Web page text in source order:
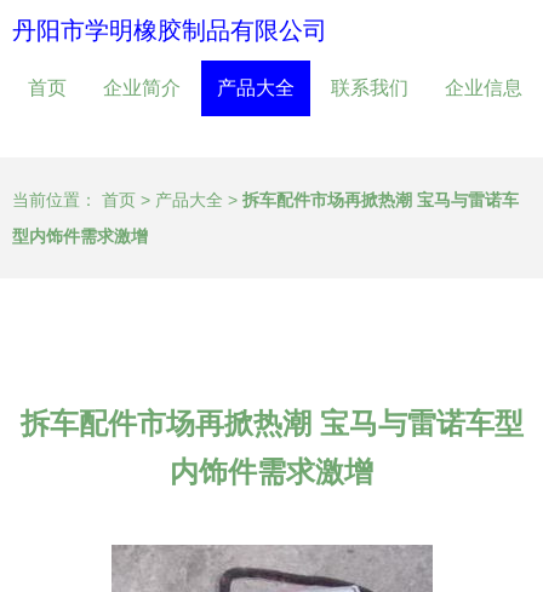
丹阳市学明橡胶制品有限公司
首页 企业简介 产品大全 联系我们 企业信息
当前位置： 首页 > 产品大全 > 拆车配件市场再掀热潮 宝马与雷诺车
型内饰件需求激增
拆车配件市场再掀热潮 宝马与雷诺车型
内饰件需求激增